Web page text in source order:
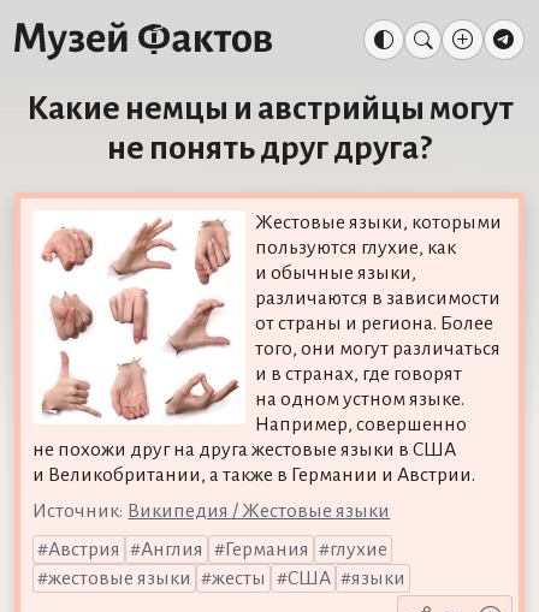
Какие немцы и австрийцы могут
не понять друг друга?
Жестовые языки, которыми
пользуются глухие, как
и обычные языки,
различаются в зависимости
от страны и региона. Более
того, они могут различаться
и в странах, где говорят
на одном устном языке.
Например, совершенно
не похожи друг на друга жестовые языки в США
и Великобритании, а также в Германии и Австрии.
Источник: Википедия / Жестовые языки
Австрия
Англия Германия
глухие
жестовые языки
жесты США языки